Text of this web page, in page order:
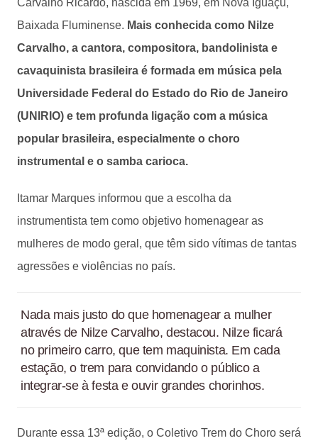
Baixada Fluminense. Mais conhecida como Nilze
Carvalho, a cantora, compositora, bandolinista e
cavaquinista brasileira é formada em música pela
Universidade Federal do Estado do Rio de Janeiro
(UNIRIO) e tem profunda ligação com a música
popular brasileira, especialmente o choro
instrumental e o samba carioca.
Itamar Marques informou que a escolha da
instrumentista tem como objetivo homenagear as
mulheres de modo geral, que têm sido vítimas de tantas
agressões e violências no país.
Nada mais justo do que homenagear a mulher
através de Nilze Carvalho, destacou. Nilze ficará
no primeiro carro, que tem maquinista. Em cada
estação, o trem para convidando o público a
integrar-se à festa e ouvir grandes chorinhos.
Durante essa 13ª edição, o Coletivo Trem do Choro será